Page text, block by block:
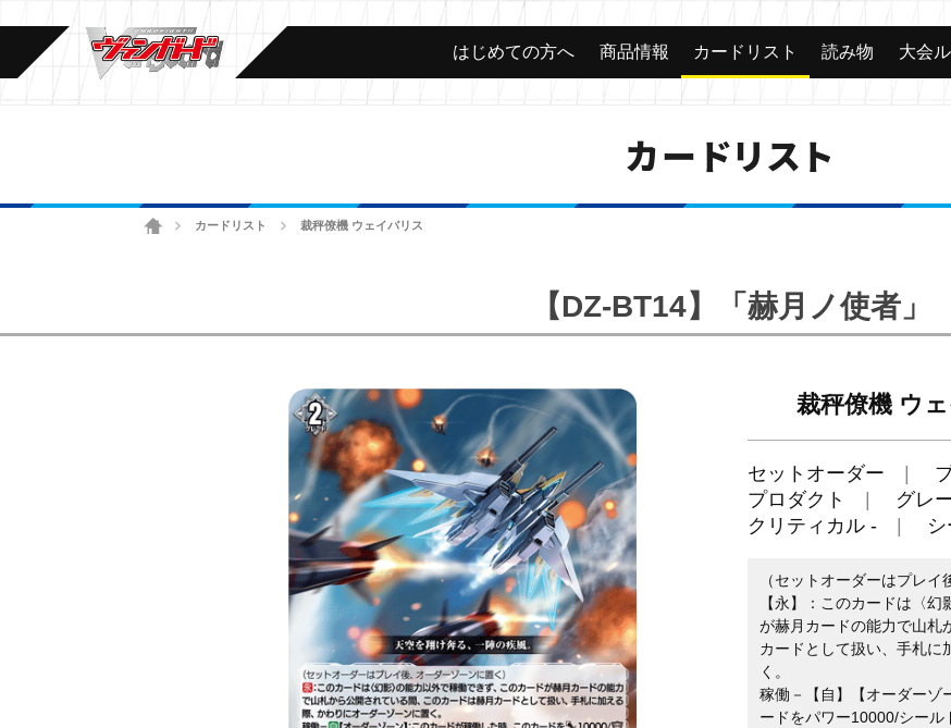
はじめての方へ 商品情報 カードリスト 読み物 大会
カードリスト
ホームカードリスト 裁秤僚機 ウェイバリス
【DZ-BT14】「赫月ノ使者」
裁秤僚機 ウ
セットオーダー
プロダクト
グレ
クリティカル -
（セットオーダーはプレイ
【永】：このカードは〈
が赫月カードの能力で山札
カードとして扱い、手札に
く。
稼働－【自】【オーダーゾ
ードをパワー10000/シー